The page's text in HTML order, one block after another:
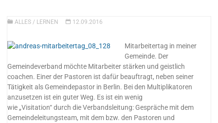
ALLES / LERNEN 12.09.2016
Mitarbeitertag in meiner
Gemeinde. Der
Gemeindeverband möchte Mitarbeiter stärken und geistlich
coachen. Einer der Pastoren ist dafür beauftragt, neben seiner
Tätigkeit als Gemeindepastor in Berlin. Bei den Multiplikatoren
anzusetzen ist ein guter Weg. Es ist ein wenig
wie „Visitation“ durch die Verbandsleitung: Gespräche mit dem
Gemeindeleitungsteam, mit dem bzw. den Pastoren und